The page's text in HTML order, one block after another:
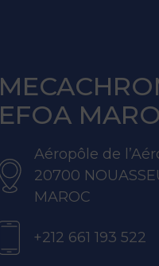
EFOA
Aéropôle de
20700
MAROC
+212 661 193 522